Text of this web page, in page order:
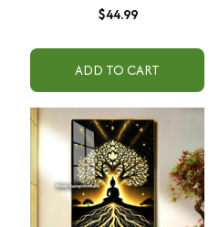
$44.99
ADD TO CART